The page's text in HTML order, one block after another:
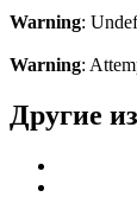
Warning:
Warning:
Другие